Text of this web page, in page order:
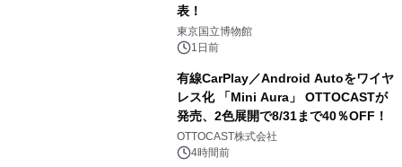
表！
東京国立博物館
1日前
有線CarPlay／Android Autoをワイヤ
レス化 「Mini Aura」 OTTOCASTが
発売、2色展開で8/31まで40％OFF！
OTTOCAST株式会社
4時間前